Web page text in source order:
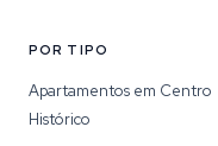
POR TIPO
Apartamentos em Centro
Histórico